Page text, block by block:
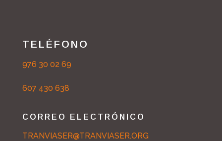
TELÉFONO
976 30 02 69
607 430 638
CORREO ELECTRÓNICO
TRANVIASER@TRANVIASER.ORG